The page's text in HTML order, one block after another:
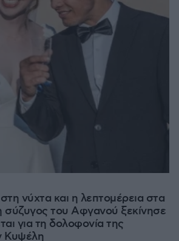
νύχτα και η λεπτομέρεια στα
του Αφγανού ξεκίνησε
για τη δολοφονία της
Κυψέλη